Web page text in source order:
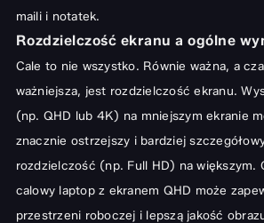
maili i notatek.
Rozdzielczość ekranu a ogólne
Cale to nie wszystko. Równie ważna, a
ważniejsza, jest rozdzielczość ekranu.
(np. QHD lub 4K) na mniejszym ekranie
znacznie ostrzejszy i bardziej
rozdzielczość (np. Full HD) na większym.
calowy laptop z ekranem QHD może
przestrzeni roboczej i lepszą jakość